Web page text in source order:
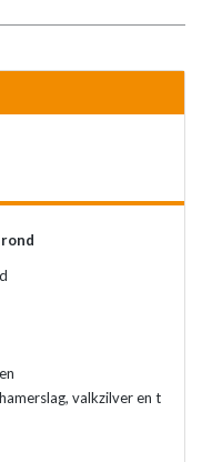
valkzilver en t